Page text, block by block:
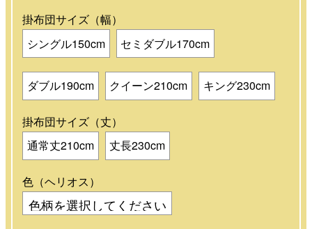
掛布団サイズ（幅）
シングル150cm
セミダブル170cm
ダブル190cm クイーン210cm キング230cm
掛布団サイズ（丈）
通常丈210cm
丈長230cm
色（ヘリオス）